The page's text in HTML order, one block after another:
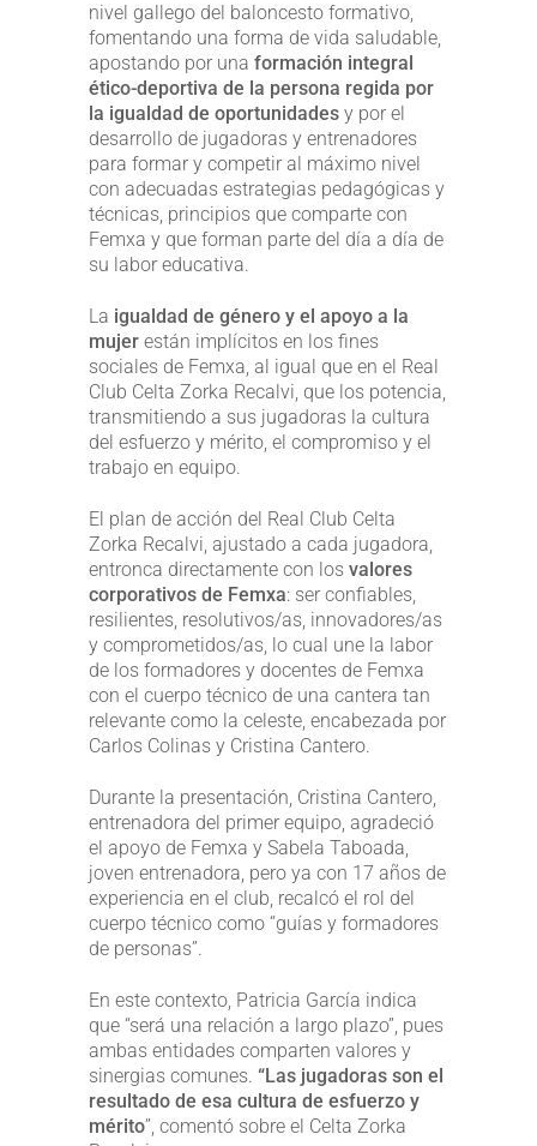
nivel gallego del baloncesto formativo,
fomentando una forma de vida saludable,
apostando por una formación integral
ético-deportiva de la persona regida por
la igualdad de oportunidades y por el
desarrollo de jugadoras y entrenadores
para formar y competir al máximo nivel
con adecuadas estrategias pedagógicas y
técnicas, principios que comparte con
Femxa y que forman parte del día a día de
su labor educativa.
La igualdad de género y el apoyo a la
mujer están implícitos en los fines
sociales de Femxa, al igual que en el Real
Club Celta Zorka Recalvi, que los potencia,
transmitiendo a sus jugadoras la cultura
del esfuerzo y mérito, el compromiso y el
trabajo en equipo.
El plan de acción del Real Club Celta
Zorka Recalvi, ajustado a cada jugadora,
entronca directamente con los valores
corporativos de Femxa: ser confiables,
resilientes, resolutivos/as, innovadores/as
y comprometidos/as, lo cual une la labor
de los formadores y docentes de Femxa
con el cuerpo técnico de una cantera tan
relevante como la celeste, encabezada por
Carlos Colinas y Cristina Cantero.
Durante la presentación, Cristina Cantero,
entrenadora del primer equipo, agradeció
el apoyo de Femxa y Sabela Taboada,
joven entrenadora, pero ya con 17 años de
experiencia en el club, recalcó el rol del
cuerpo técnico como “guías y formadores
de personas”.
En este contexto, Patricia García indica
que “será una relación a largo plazo”, pues
ambas entidades comparten valores y
sinergias comunes. “Las jugadoras son el
resultado de esa cultura de esfuerzo y
mérito”, comentó sobre el Celta Zorka